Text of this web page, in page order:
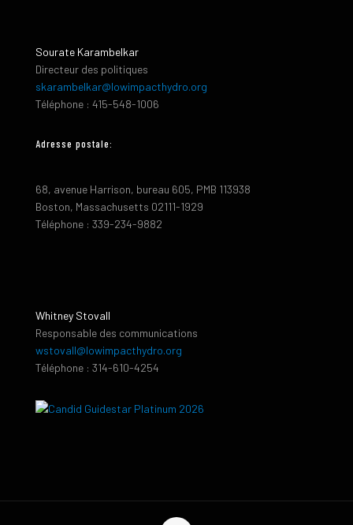
Sourate Karambelkar
Directeur des politiques
skarambelkar@lowimpacthydro.org
Téléphone : 415-548-1006
Adresse postale:
68, avenue Harrison, bureau 605, PMB 113938
Boston, Massachusetts 02111-1929
Téléphone : 339-234-9882
Whitney Stovall
Responsable des communications
wstovall@lowimpacthydro.org
Téléphone : 314-610-4254